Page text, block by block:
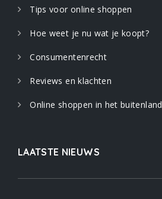
Tips voor online shoppen
Hoe weet je nu wat je koopt?
Consumentenrecht
Reviews en klachten
Online shoppen in het buitenland
LAATSTE NIEUWS